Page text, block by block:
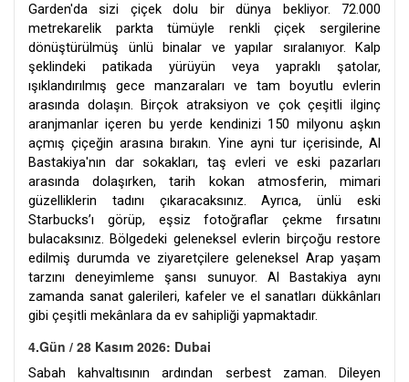
Garden'da sizi çiçek dolu bir dünya bekliyor. 72.000
metrekarelik parkta tümüyle renkli çiçek sergilerine
dönüştürülmüş ünlü binalar ve yapılar sıralanıyor. Kalp
şeklindeki patikada yürüyün veya yapraklı şatolar,
ışıklandırılmış gece manzaraları ve tam boyutlu evlerin
arasında dolaşın. Birçok atraksiyon ve çok çeşitli ilginç
aranjmanlar içeren bu yerde kendinizi 150 milyonu aşkın
açmış çiçeğin arasına bırakın. Yine ayni tur içerisinde, Al
Bastakiya'nın dar sokakları, taş evleri ve eski pazarları
arasında dolaşırken, tarih kokan atmosferin, mimari
güzelliklerin tadını çıkaracaksınız. Ayrıca, ünlü eski
Starbucks’ı görüp, eşsiz fotoğraflar çekme fırsatını
bulacaksınız. Bölgedeki geleneksel evlerin birçoğu restore
edilmiş durumda ve ziyaretçilere geleneksel Arap yaşam
tarzını deneyimleme şansı sunuyor. Al Bastakiya aynı
zamanda sanat galerileri, kafeler ve el sanatları dükkânları
gibi çeşitli mekânlara da ev sahipliği yapmaktadır.
4.Gün / 28 Kasım 2026: Dubai
Sabah kahvaltısının ardından serbest zaman. Dileyen